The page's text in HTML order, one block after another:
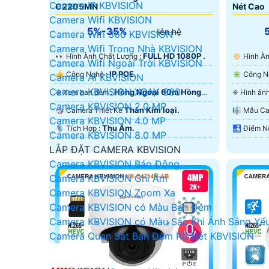
Camera IP KBVISION
Camera Wifi KBVISION
Camera Wifi 360 KBVISION
Camera Wifi Trong Nhà KBVISION
Camera Wifi Ngoài Trời KBVISION
Camera Ai KBVISION
Camera KBVISION XOAY 360
Camera KBVISION 2.0 MP
Camera KBVISION 4.0 MP
Camera KBVISION 8.0 MP
LẮP ĐẶT CAMERA KBVISION
Camera KBVISION Báo Động
Camera KBVISION Ghi Âm
Camera KBVISION Zoom Xa
Camera KBVISION có Màu Ban Đêm
Camera KBVISION có Màu Sắc Khi Ánh Sáng
Camera Quan Sát Ban Đêm Rõ Nét KBVISION
C2205MN
5%-35% liên hệ
️👀 Hình Ành Chất Lượng : FULL HD 1080P .
👍 Công Nghệ :IP POE.
❈ Xem ban đêm :Hồng Ngoại 60m Hồng
Ngoại Smart IR.
🎲 Camera Thiết KếThân Kim loại.
️🎙 Tích Hợp : Thu Âm.
Nét Cao
🔅 Hình
Hồng🎼️ Mẫu